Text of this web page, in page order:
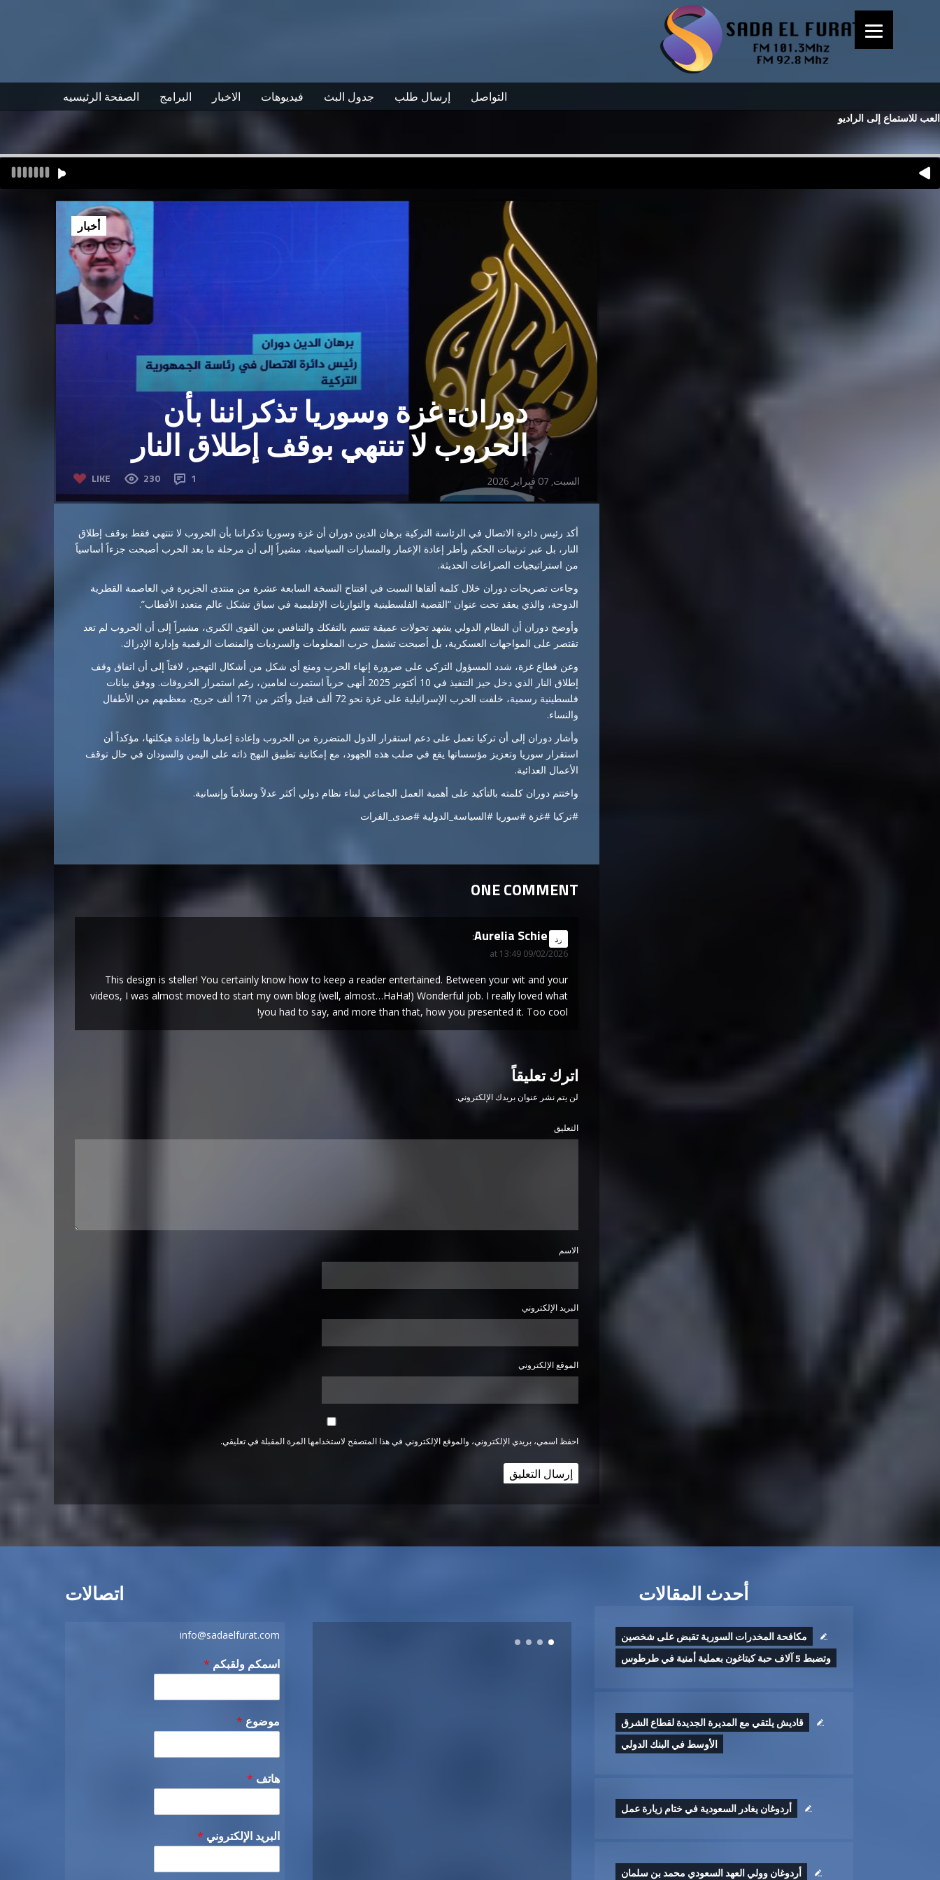
الصفحة الرئيسيه البرامج الاخبار فيديوهات جدول البث إرسال طلب التواصل
العب للاستماع إلى الراديو
دوران: غزة وسوريا تذكراننا بأن
الحروب لا تنتهي بوقف إطلاق النار
LIKE 230 1 السبت, 07 فبراير 2026
أخبار
أكد رئيس دائرة الاتصال في الرئاسة التركية برهان الدين دوران أن غزة وسوريا تذكراننا بأن الحروب لا تنتهي فقط بوقف إطلاق
النار، بل عبر ترتيبات الحكم وأطر إعادة الإعمار والمسارات السياسية، مشيراً إلى أن مرحلة ما بعد الحرب أصبحت جزءاً أساسياً
من استراتيجيات الصراعات الحديثة.
وجاءت تصريحات دوران خلال كلمة ألقاها السبت في افتتاح النسخة السابعة عشرة من منتدى الجزيرة في العاصمة القطرية
الدوحة، والذي يعقد تحت عنوان “القضية الفلسطينية والتوازنات الإقليمية في سياق تشكل عالم متعدد الأقطاب”.
وأوضح دوران أن النظام الدولي يشهد تحولات عميقة تتسم بالتفكك والتنافس بين القوى الكبرى، مشيراً إلى أن الحروب لم تعد
تقتصر على المواجهات العسكرية، بل أصبحت تشمل حرب المعلومات والسرديات والمنصات الرقمية وإدارة الإدراك.
وعن قطاع غزة، شدد المسؤول التركي على ضرورة إنهاء الحرب ومنع أي شكل من أشكال التهجير، لافتاً إلى أن اتفاق وقف
إطلاق النار الذي دخل حيز التنفيذ في 10 أكتوبر 2025 أنهى حرباً استمرت لعامين، رغم استمرار الخروقات. ووفق بيانات
فلسطينية رسمية، خلفت الحرب الإسرائيلية على غزة نحو 72 ألف قتيل وأكثر من 171 ألف جريح، معظمهم من الأطفال
والنساء.
وأشار دوران إلى أن تركيا تعمل على دعم استقرار الدول المتضررة من الحروب وإعادة إعمارها وإعادة هيكلتها، مؤكداً أن
استقرار سوريا وتعزيز مؤسساتها يقع في صلب هذه الجهود، مع إمكانية تطبيق النهج ذاته على اليمن والسودان في حال توقف
الأعمال العدائية.
واختتم دوران كلمته بالتأكيد على أهمية العمل الجماعي لبناء نظام دولي أكثر عدلاً وسلاماً وإنسانية.
#تركيا #غزة #سوريا #السياسة_الدولية #صدى_الفرات
ONE COMMENT
Aurelia Schie
says:
09/02/2026 at 13:49
رد
This design is steller! You certainly know how to keep a reader entertained. Between your wit and your
videos, I was almost moved to start my own blog (well, almost…HaHa!) Wonderful job. I really loved what
you had to say, and more than that, how you presented it. Too cool!
اترك تعليقاً
لن يتم نشر عنوان بريدك الإلكتروني.
التعليق
الاسم
البريد الإلكتروني
الموقع الإلكتروني
احفظ اسمي، بريدي الإلكتروني، والموقع الإلكتروني في هذا المتصفح لاستخدامها المرة المقبلة في تعليقي.
اتصالات
info@sadaelfurat.com
اسمكم ولقبكم *
موضوع *
هاتف *
البريد الإلكتروني *
أحدث المقالات
مكافحة المخدرات السورية تقبض على شخصين
وتضبط 5 آلاف حبة كبتاغون بعملية أمنية في طرطوس
قاديش يلتقي مع المديرة الجديدة لقطاع الشرق
الأوسط في البنك الدولي
أردوغان يغادر السعودية في ختام زيارة عمل
أردوغان وولي العهد السعودي محمد بن سلمان